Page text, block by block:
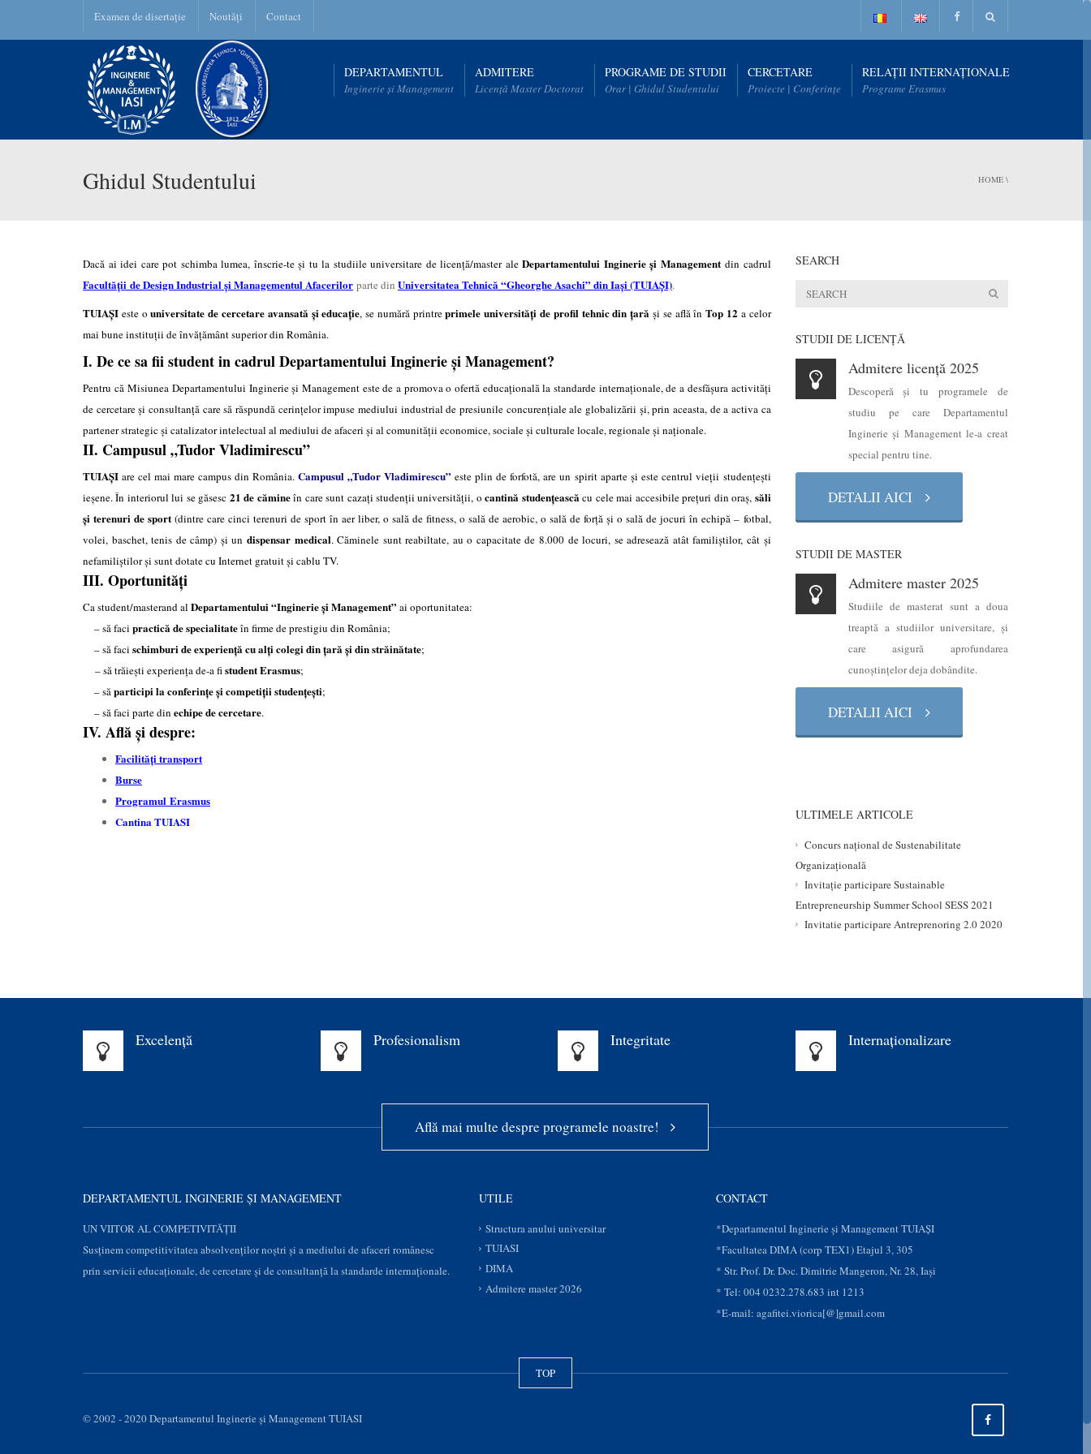
Examen de disertație Noutăți Contact
DEPARTAMENTUL
Inginerie și Management
ADMITERE
Licență Master Doctorat
PROGRAME DE STUDII
Orar | Ghidul Studentului
CERCETARE
Proiecte | Conferințe
RELAȚII INTERNAȚIONALE
Programe Erasmus
Ghidul Studentului HOME \
Dacă ai idei care pot schimba lumea, înscrie-te şi tu la studiile universitare de licenţă/master ale Departamentului Inginerie şi Managementdin cadrul
Facultăţii de Design Industrial și Managementul Afacerilor parte din Universitatea Tehnică “Gheorghe Asachi” din Iaşi (TUIAŞI).
TUIAŞI este ouniversitate de cercetare avansată și educație, se numără printreprimele universități de profil tehnic din ţară şi se află înTop 12 a celor
mai bune instituţii de învăţământ superior din România.
I. De ce sa fii student in cadrul Departamentului Inginerie şi Management?
Pentru că Misiunea Departamentului Inginerie şi Management este de a promova o ofertă educaţională la standarde internaţionale, de a desfăşura activităţi
de cercetare şi consultanţă care să răspundă cerinţelor impuse mediului industrial de presiunile concurenţiale ale globalizării şi, prin aceasta, de a activa ca
partener strategic şi catalizator intelectual al mediului de afaceri şi al comunităţii economice, sociale şi culturale locale, regionale şi naţionale.
II. Campusul „Tudor Vladimirescu”
TUIAŞI are cel mai mare campus din România.Campusul „Tudor Vladimirescu” este plin de forfotă, are un spirit aparte şi este centrul vieţii studenţeşti
ieşene. În interiorul lui se găsesc 21 de cămineîn care sunt cazaţi studenţii universităţii, ocantină studenţeascăcu cele mai accesibile preţuri din oraș, săli
și terenuri de sport(dintre care cinci terenuri de sport în aer liber, o sală de fitness, o sală de aerobic, o sală de forţă şi o sală de jocuri în echipă – fotbal,
volei, baschet, tenis de câmp) şi un dispensar medical. Căminele sunt reabiltate, au o capacitate de 8.000 de locuri, se adresează atât familiştilor, cât şi
nefamiliştilor şi sunt dotate cu Internet gratuit şi cablu TV.
III. Oportunităţi
Ca student/masterand al Departamentului “Inginerie şi Management” ai oportunitatea:
– să faci practică de specialitateîn firme de prestigiu din România;
– să faci schimburi de experiență cu alți colegi din ţară şi din străinătate;
– să trăieşti experienţa de-a fistudent Erasmus;
– săparticipi la conferinţe şi competiţii studenţeşti;
– să faci parte din echipe de cercetare.
IV. Află şi despre:
Facilităţi transport
Burse
Programul Erasmus
Cantina TUIASI
SEARCH
STUDII DE LICENŢĂ
Admitere licență 2025
Descoperă şi tu programele de
studiu pe care Departamentul
Inginerie şi Management le-a creat
special pentru tine.
DETALII AICI
STUDII DE MASTER
Admitere master 2025
Studiile de masterat sunt a doua
treaptă a studiilor universitare, şi
care asigură aprofundarea
cunoştinţelor deja dobândite.
DETALII AICI
ULTIMELE ARTICOLE
Concurs național de Sustenabilitate
Organizațională
Invitație participare Sustainable
Entrepreneurship Summer School SESS 2021
Invitatie participare Antreprenoring 2.0 2020
Excelenţă Profesionalism Integritate Internaționalizare
Află mai multe despre programele noastre!
DEPARTAMENTUL INGINERIE ȘI MANAGEMENT
UN VIITOR AL COMPETIVITĂȚII
Susţinem competitivitatea absolvenților noștri și a mediului de afaceri românesc
prin servicii educaţionale, de cercetare şi de consultanţă la standarde internaționale.
UTILE
Structura anului universitar
TUIASI
DIMA
Admitere master 2026
CONTACT
*Departamentul Inginerie și Management TUIAȘI
*Facultatea DIMA (corp TEX1) Etajul 3, 305
* Str. Prof. Dr. Doc. Dimitrie Mangeron, Nr. 28, Iaşi
* Tel: 004 0232.278.683 int 1213
*E-mail: agafitei.viorica[@]gmail.com
TOP
© 2002 - 2020 Departamentul Inginerie şi Management TUIASI